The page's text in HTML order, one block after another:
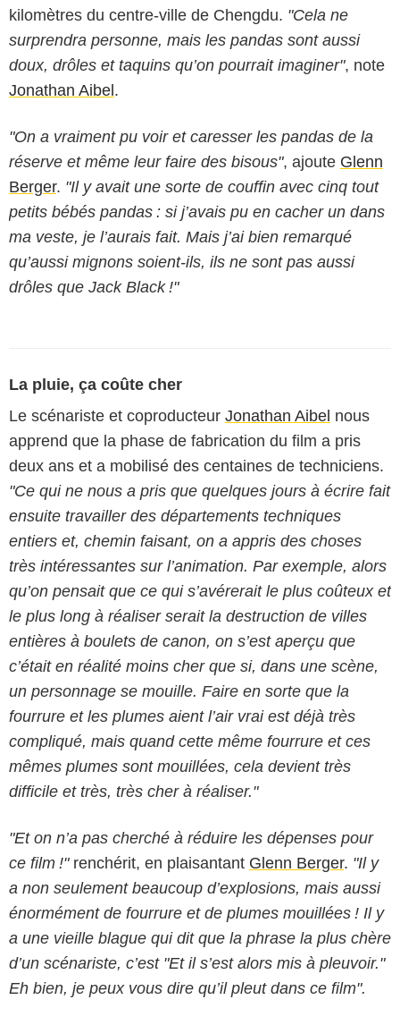
kilomètres du centre-ville de Chengdu. "Cela ne
surprendra personne, mais les pandas sont aussi
doux, drôles et taquins qu’on pourrait imaginer", note
Jonathan Aibel .
"On a vraiment pu voir et caresser les pandas de la
réserve et même leur faire des bisous", ajoute Glenn
Berger. "Il y avait une sorte de couffin avec cinq tout
petits bébés pandas : si j’avais pu en cacher un dans
ma veste, je l’aurais fait. Mais j’ai bien remarqué
qu’aussi mignons soient-ils, ils ne sont pas aussi
drôles que Jack Black !"
La pluie, ça coûte cher
Le scénariste et coproducteur Jonathan Aibel nous
apprend que la phase de fabrication du film a pris
deux ans et a mobilisé des centaines de techniciens.
"Ce qui ne nous a pris que quelques jours à écrire fait
ensuite travailler des départements techniques
entiers et, chemin faisant, on a appris des choses
très intéressantes sur l’animation. Par exemple, alors
qu’on pensait que ce qui s’avérerait le plus coûteux et
le plus long à réaliser serait la destruction de villes
entières à boulets de canon, on s’est aperçu que
c’était en réalité moins cher que si, dans une scène,
un personnage se mouille. Faire en sorte que la
fourrure et les plumes aient l’air vrai est déjà très
compliqué, mais quand cette même fourrure et ces
mêmes plumes sont mouillées, cela devient très
difficile et très, très cher à réaliser."
"Et on n’a pas cherché à réduire les dépenses pour
ce film !"renchérit, en plaisantant Glenn Berger. "Il y
a non seulement beaucoup d’explosions, mais aussi
énormément de fourrure et de plumes mouillées ! Il y
a une vieille blague qui dit que la phrase la plus chère
d’un scénariste, c’est "Et il s’est alors mis à pleuvoir."
Eh bien, je peux vous dire qu’il pleut dans ce film".